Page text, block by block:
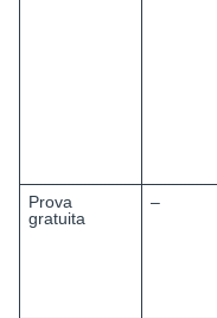
Prova
gratuita
–